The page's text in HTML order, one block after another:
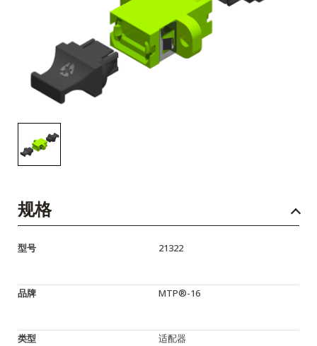
活动信息
规格
型号 21322
品牌 MTP®-16
类型 适配器